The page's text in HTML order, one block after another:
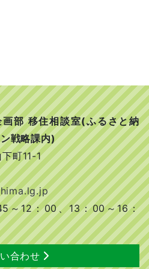
部 移住相談室(ふるさと納
戦略課内)
町11-1
～12：00、13：00～16：
合わせ